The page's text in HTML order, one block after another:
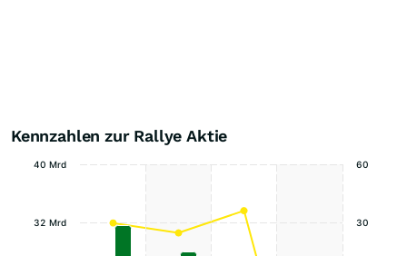
Kennzahlen zur Rallye Aktie
32 Mrd
40 Mrd
30
60